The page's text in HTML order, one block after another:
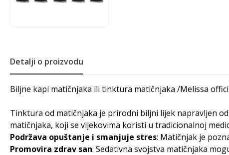
Detalji o proizvodu
Biljne kapi matičnjaka ili tinktura matičnjaka /Melissa
Tinktura od matičnjaka je prirodni biljni lijek napravljen
matičnjaka, koji se vijekovima koristi u tradicionalnoj
Podržava opuštanje i smanjuje stres: Matičnjak je
Promovira zdrav san: Sedativna svojstva matičnjaka